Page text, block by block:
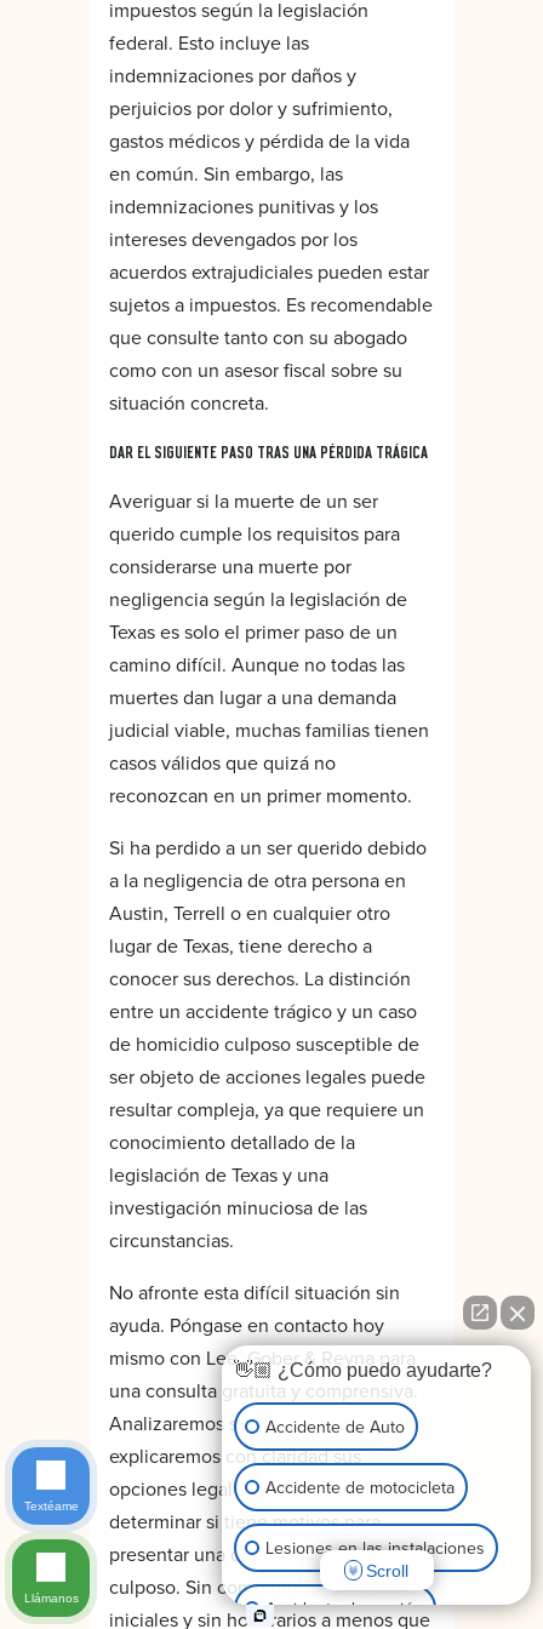
impuestos según la legislación
federal. Esto incluye las
indemnizaciones por daños y
perjuicios por dolor y sufrimiento,
gastos médicos y pérdida de la vida
en común. Sin embargo, las
indemnizaciones punitivas y los
intereses devengados por los
acuerdos extrajudiciales pueden estar
sujetos a impuestos. Es recomendable
que consulte tanto con su abogado
como con un asesor fiscal sobre su
situación concreta.
DAR EL SIGUIENTE PASO TRAS UNA PÉRDIDA TRÁGICA
Averiguar si la muerte de un ser
querido cumple los requisitos para
considerarse una muerte por
negligencia según la legislación de
Texas es solo el primer paso de un
camino difícil. Aunque no todas las
muertes dan lugar a una demanda
judicial viable, muchas familias tienen
casos válidos que quizá no
reconozcan en un primer momento.
Si ha perdido a un ser querido debido
a la negligencia de otra persona en
Austin, Terrell o en cualquier otro
lugar de Texas, tiene derecho a
conocer sus derechos. La distinción
entre un accidente trágico y un caso
de homicidio culposo susceptible de
ser objeto de acciones legales puede
resultar compleja, ya que requiere un
conocimiento detallado de la
legislación de Texas y una
investigación minuciosa de las
circunstancias.
No afronte esta difícil situación sin
ayuda. Póngase en contacto hoy
mismo con Lee, Gober & Reyna para
una consulta gratuita y comprensiva.
Analizaremos su situación, le
explicaremos con claridad sus
opciones legales y le ayudaremos a
determinar si tiene motivos para
presentar una demanda por homicidio
culposo. Sin compromiso, sin gastos
iniciales y sin honorarios a menos que
👋🏼 ¿Cómo puedo ayudarte?
Accidente de Auto
Accidente de motocicleta
Lesiones en las instalaciones
Accidente de camión
Scroll
Textéame
Llámanos